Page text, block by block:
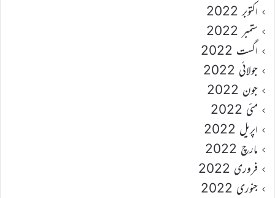
اکتوبر 2022
ستمبر 2022
اگست 2022
جولائی 2022
جون 2022
مئی 2022
اپریل 2022
مارچ 2022
فروری 2022
جنوری 2022